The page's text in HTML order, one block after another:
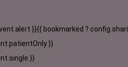
}}{{ bookmarked ?
}}
}}